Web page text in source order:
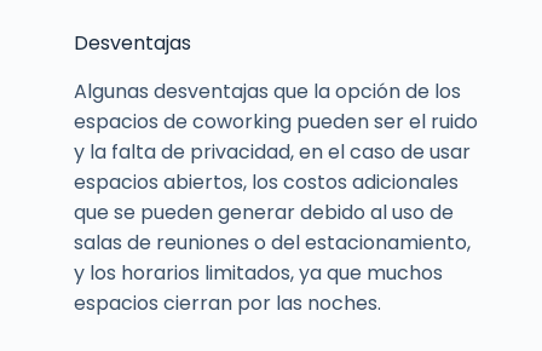
Desventajas
Algunas desventajas que la opción de los
espacios de coworking pueden ser el ruido
y la falta de privacidad, en el caso de usar
espacios abiertos, los costos adicionales
que se pueden generar debido al uso de
salas de reuniones o del estacionamiento,
y los horarios limitados, ya que muchos
espacios cierran por las noches.